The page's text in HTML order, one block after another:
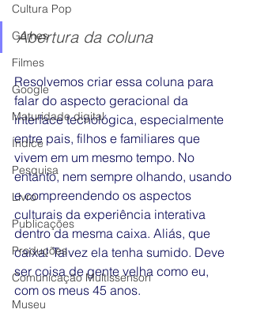
Cultura Pop
Games
Filmes
Google
Maturidade digital
Índice
Pesquisa
Livro
Publicações
Produções
Comunicação Multissensori
Museu
Abertura da coluna
Resolvemos criar essa coluna para
falar do aspecto geracional da
interface tecnológica, especialmente
entre pais, filhos e familiares que
vivem em um mesmo tempo. No
entanto, nem sempre olhando, usando
e compreendendo os aspectos
culturais da experiência interativa
dentro da mesma caixa. Aliás, que
caixa! Talvez ela tenha sumido. Deve
ser coisa de gente velha como eu,
com os meus 45 anos.